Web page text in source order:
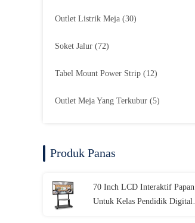
Outlet Listrik Meja (30)
Soket Jalur (72)
Tabel Mount Power Strip (12)
Outlet Meja Yang Terkubur (5)
Produk Panas
70 Inch LCD Interaktif Papan
Untuk Kelas Pendidik Digital